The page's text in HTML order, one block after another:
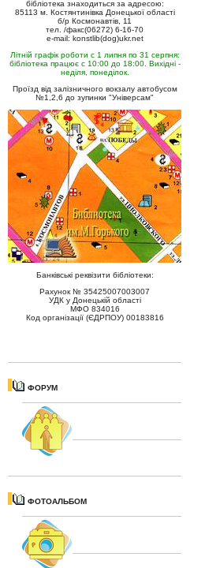
бібліотека знаходиться за адресою:
85113 м. Костянтинівка Донецької області
б/р Космонавтів, 11
тел. /факс(06272) 6-16-70
e-mail: konstlib(dog)ukr.net
Літній графік роботи с 1 липня по 31 серпня:
бібліотека працює с 10:00 до 18:00. Вихідні -
неділя, понеділок.
Проїзд від залізничного вокзалу автобусом
№1,2,6 до зупинки "Універсам"
Банківські реквізити бібліотеки:
Рахунок № 35425007003007
УДК у Донецькій області
МФО 834016
Код організації (ЄДРПОУ) 00183816
ФОРУМ
ФОТОАЛЬБОМ